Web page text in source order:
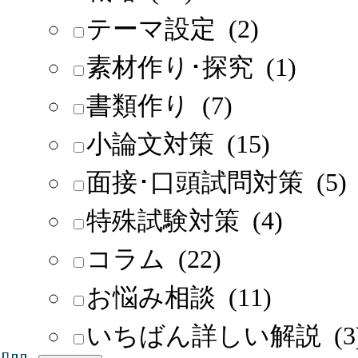
テーマ設定 (2)
素材作り･探究 (1)
書類作り (7)
小論文対策 (15)
面接･口頭試問対策 (5)
特殊試験対策 (4)
コラム (22)
お悩み相談 (11)
いちばん詳しい解説